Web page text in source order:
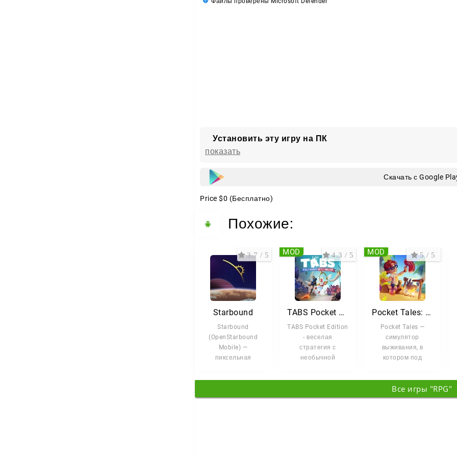
Установить эту игру на ПК
показать
Скачать с Google
Price $0 (Бесплатно)
Похожие:
Starbound
Starbound
(OpenStarbound
Mobile) —
пиксельная
приключения, в
3.7 / 5
TABS Pocket Edition
TABS Pocket Edition
- веселая
стратегия с
необычной
подход к
4.3 / 5
MOD
Pocket Tales: Выживание
Pocket Tales —
симулятор
выживания, в
котором под
оказывается
небольшая группа
5 / 5
MOD
Все игры "RPG"